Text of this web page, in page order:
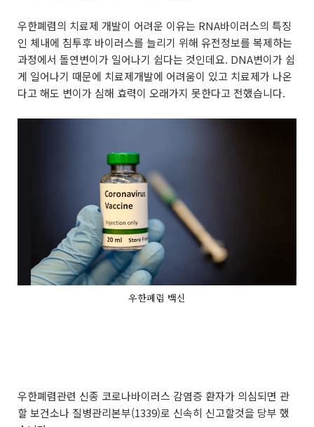
우한폐렴의 치료제 개발이 어려운 이유는 RNA바이러스의 특징
인 체내에 침투후 바이러스를 늘리기 위해 유전정보를 복제하는
과정에서 돌연변이가 일어나기 쉽다는 것인데요. DNA변이가 쉽
게 일어나기 때문에 치료제개발에 어려움이 있고 치료제가 나온
다고 해도 변이가 심해 효력이 오래가지 못한다고 전했습니다.
우한폐렴 백신
우한폐렴관련 신종 코로나바이러스 감염증 환자가 의심되면 관
할 보건소나 질병관리본부(1339)로 신속히 신고할것을 당부 했